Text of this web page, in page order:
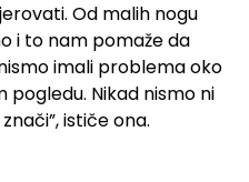
Od malih nogu
i to nam pomaže da
imali problema oko
pogledu. Nikad nismo ni
ističe ona.